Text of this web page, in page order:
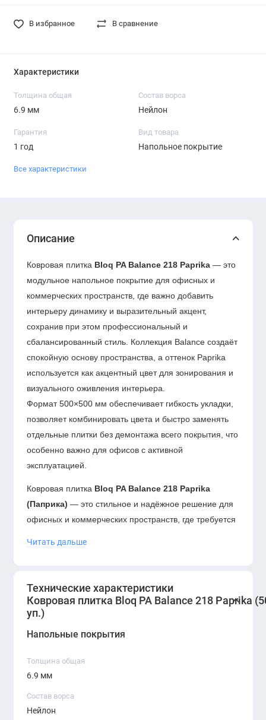
В избранное В сравнение
Характеристики
Толщина общая
6.9 мм
Состав ворса
Нейлон
Гарантия
1 год
Вид товара
Напольное покрытие
Все характеристики
Описание
Ковровая плитка Bloq PA Balance 218 Paprika — это
модульное напольное покрытие для офисных и
коммерческих пространств, где важно добавить
интерьеру динамику и выразительный акцент,
сохранив при этом профессиональный и
сбалансированный стиль. Коллекция Balance создаёт
спокойную основу пространства, а оттенок Paprika
используется как акцентный цвет для зонирования и
визуального оживления интерьера.
Формат 500×500 мм обеспечивает гибкость укладки,
позволяет комбинировать цвета и быстро заменять
отдельные плитки без демонтажа всего покрытия, что
особенно важно для офисов с активной
эксплуатацией.
Ковровая плитка Bloq PA Balance 218 Paprika
(Паприка) — это стильное и надёжное решение для
офисных и коммерческих пространств, где требуется
Износостойкий полиамидный ворс, отличные
дизайнерских решений.
Читать дальше
Технические характеристики
Ковровая плитка Bloq PA Balance 218 Paprika
уп.)
Напольные покрытия
Толщина общая
6.9 мм
Состав ворса
Нейлон